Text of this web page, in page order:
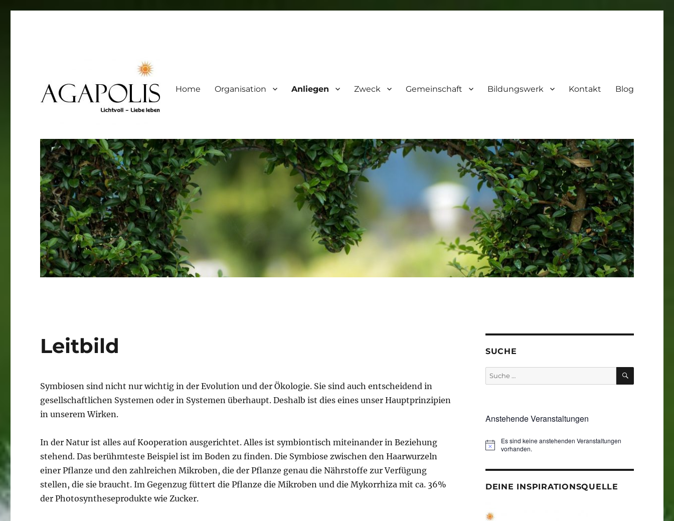
Home Organisation Anliegen Zweck Gemeinschaft Bildungswerk Kontakt Blog
Leitbild
Symbiosen sind nicht nur wichtig in der Evolution und der Ökologie. Sie sind auch entscheidend in
gesellschaftlichen Systemen oder in Systemen überhaupt. Deshalb ist dies eines unser Hauptprinzipien
in unserem Wirken.
In der Natur ist alles auf Kooperation ausgerichtet. Alles ist symbiontisch miteinander in Beziehung
stehend. Das berühmteste Beispiel ist im Boden zu finden. Die Symbiose zwischen den Haarwurzeln
einer Pflanze und den zahlreichen Mikroben, die der Pflanze genau die Nährstoffe zur Verfügung
stellen, die sie braucht. Im Gegenzug füttert die Pflanze die Mikroben und die Mykorrhiza mit ca. 36%
der Photosyntheseprodukte wie Zucker.
SUCHE
Suche
nach:
SUCHEN
Anstehende Veranstaltungen
Es sind keine anstehenden Veranstaltungen
vorhanden.
DEINE INSPIRATIONSQUELLE